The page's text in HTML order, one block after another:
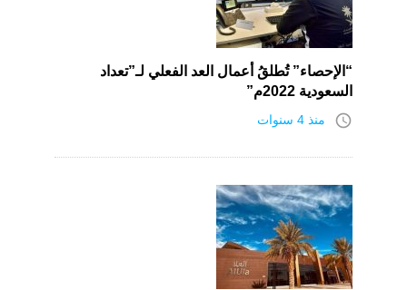
“الإحصاء” تُطلقُ أعمال العد الفعلي لـ”تعداد
السعودية 2022م”
access_time منذ 4 سنوات